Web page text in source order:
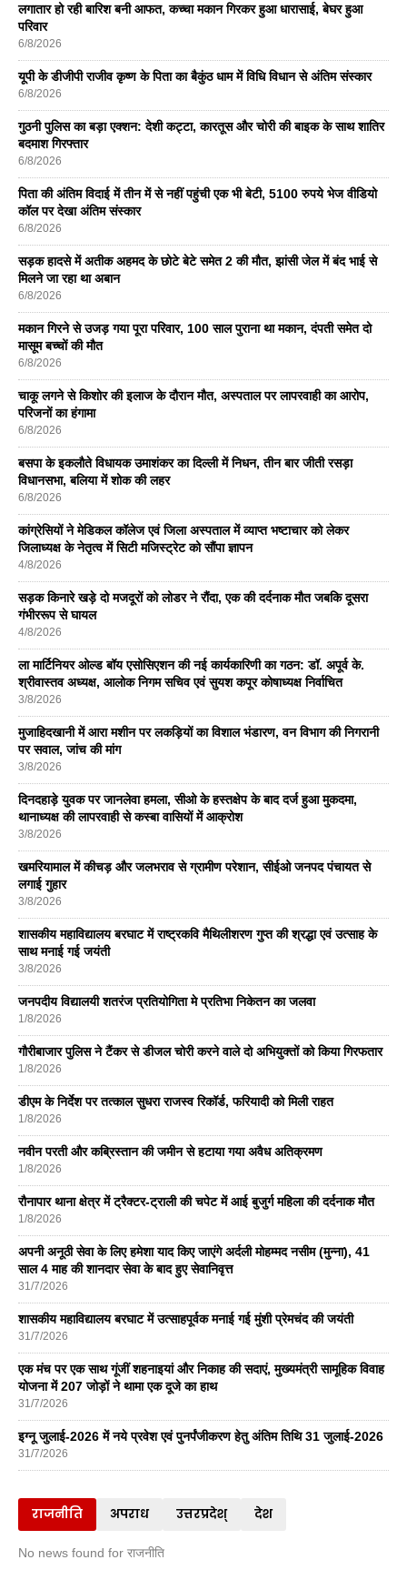
लगातार हो रही बारिश बनी आफत, कच्चा मकान गिरकर हुआ धारासाई, बेघर हुआ
परिवार
6/8/2026
यूपी के डीजीपी राजीव कृष्ण के पिता का बैकुंठ धाम में विधि विधान से अंतिम संस्कार
6/8/2026
गुठनी पुलिस का बड़ा एक्शन: देशी कट्टा, कारतूस और चोरी की बाइक के साथ शातिर
बदमाश गिरफ्तार
6/8/2026
पिता की अंतिम विदाई में तीन में से नहीं पहुंची एक भी बेटी, 5100 रुपये भेज वीडियो
कॉल पर देखा अंतिम संस्कार
6/8/2026
सड़क हादसे में अतीक अहमद के छोटे बेटे समेत 2 की मौत, झांसी जेल में बंद भाई से
मिलने जा रहा था अबान
6/8/2026
मकान गिरने से उजड़ गया पूरा परिवार, 100 साल पुराना था मकान, दंपती समेत दो
मासूम बच्चों की मौत
6/8/2026
चाकू लगने से किशोर की इलाज के दौरान मौत, अस्पताल पर लापरवाही का आरोप,
परिजनों का हंगामा
6/8/2026
बसपा के इकलाैते विधायक उमाशंकर का दिल्ली में निधन, तीन बार जीती रसड़ा
विधानसभा, बलिया में शोक की लहर
6/8/2026
कांग्रेसियों ने मेडिकल कॉलेज एवं जिला अस्पताल में व्याप्त भष्टाचार को लेकर
जिलाध्यक्ष के नेतृत्व में सिटी मजिस्ट्रेट को सौंपा ज्ञापन
4/8/2026
सड़क किनारे खड़े दो मजदूरों को लोडर ने रौंदा, एक की दर्दनाक मौत जबकि दूसरा
गंभीररूप से घायल
4/8/2026
ला मार्टिनियर ओल्ड बॉय एसोसिएशन की नई कार्यकारिणी का गठन: डॉ. अपूर्व के.
श्रीवास्तव अध्यक्ष, आलोक निगम सचिव एवं सुयश कपूर कोषाध्यक्ष निर्वाचित
3/8/2026
मुजाहिदखानी में आरा मशीन पर लकड़ियों का विशाल भंडारण, वन विभाग की निगरानी
पर सवाल, जांच की मांग
3/8/2026
दिनदहाड़े युवक पर जानलेवा हमला, सीओ के हस्तक्षेप के बाद दर्ज हुआ मुकदमा,
थानाध्यक्ष की लापरवाही से कस्बा वासियों में आक्रोश
3/8/2026
खमरियामाल में कीचड़ और जलभराव से ग्रामीण परेशान, सीईओ जनपद पंचायत से
लगाई गुहार
3/8/2026
शासकीय महाविद्यालय बरघाट में राष्ट्रकवि मैथिलीशरण गुप्त की श्रद्धा एवं उत्साह के
साथ मनाई गई जयंती
3/8/2026
जनपदीय विद्यालयी शतरंज प्रतियोगिता मे प्रतिभा निकेतन का जलवा
1/8/2026
गौरीबाजार पुलिस ने टैंकर से डीजल चोरी करने वाले दो अभियुक्तों को किया गिरफतार
1/8/2026
डीएम के निर्देश पर तत्काल सुधरा राजस्व रिकॉर्ड, फरियादी को मिली राहत
1/8/2026
नवीन परती और कब्रिस्तान की जमीन से हटाया गया अवैध अतिक्रमण
1/8/2026
रौनापार थाना क्षेत्र में ट्रैक्टर-ट्राली की चपेट में आई बुजुर्ग महिला की दर्दनाक मौत
1/8/2026
अपनी अनूठी सेवा के लिए हमेशा याद किए जाएंगे अर्दली मोहम्मद नसीम (मुन्ना), 41
साल 4 माह की शानदार सेवा के बाद हुए सेवानिवृत्त
31/7/2026
शासकीय महाविद्यालय बरघाट में उत्साहपूर्वक मनाई गई मुंशी प्रेमचंद की जयंती
31/7/2026
एक मंच पर एक साथ गूंजीं शहनाइयां और निकाह की सदाएं, मुख्यमंत्री सामूहिक विवाह
योजना में 207 जोड़ों ने थामा एक दूजे का हाथ
31/7/2026
इग्नू जुलाई-2026 में नये प्रवेश एवं पुनर्पंजीकरण हेतु अंतिम तिथि 31 जुलाई-2026
31/7/2026
राजनीति अपराध उत्तरप्रदेश् देश
No news found for राजनीति